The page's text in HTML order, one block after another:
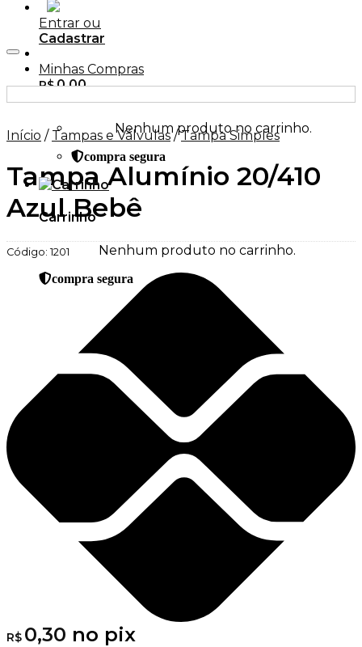
Entrar ou
Cadastrar
Minhas Compras
R$0,00
Nenhum produto no carrinho.
compra segura
Carrinho
Nenhum produto no carrinho.
compra segura
Início / Tampas e Válvulas / Tampa Simples
Tampa Alumínio 20/410
Azul Bebê
Código: 1201
R$ 0,30 no pix